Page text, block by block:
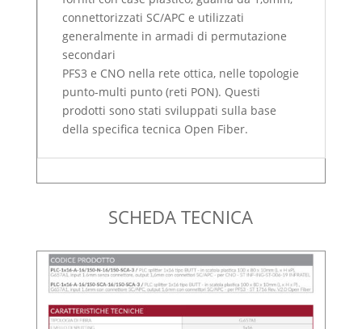
connettorizzati SC/APC e utilizzati
generalmente in armadi di permutazione
secondari
PFS3 e CNO nella rete ottica, nelle topologie
punto-multi punto (reti PON). Questi
prodotti sono stati sviluppati sulla base
della specifica tecnica Open Fiber.
SCHEDA TECNICA